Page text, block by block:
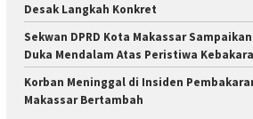
Desak Langkah Konkret
Sekwan DPRD Kota Makassar
Duka Mendalam Atas Peristiwa
Korban Meninggal di Insiden
Makassar Bertambah